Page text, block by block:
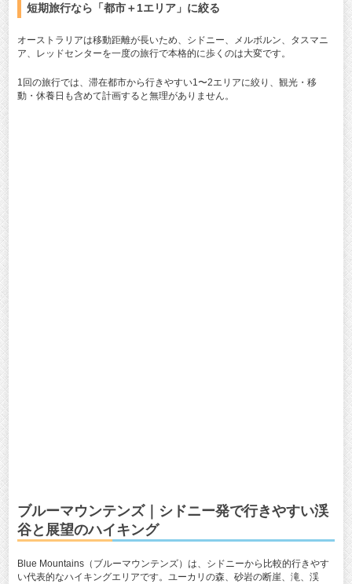
短期旅行なら「都市＋1エリア」に絞る
オーストラリアは移動距離が長いため、シドニー、メルボルン、タスマニ
ア、レッドセンターを一度の旅行で本格的に歩くのは大変です。
1回の旅行では、滞在都市から行きやすい1〜2エリアに絞り、観光・移
動・休養日も含めて計画すると無理がありません。
ブルーマウンテンズ｜シドニー発で行きやすい渓
谷と展望のハイキング
Blue Mountains（ブルーマウンテンズ）は、シドニーから比較的行きやす
い代表的なハイキングエリアです。ユーカリの森、砂岩の断崖、滝、渓